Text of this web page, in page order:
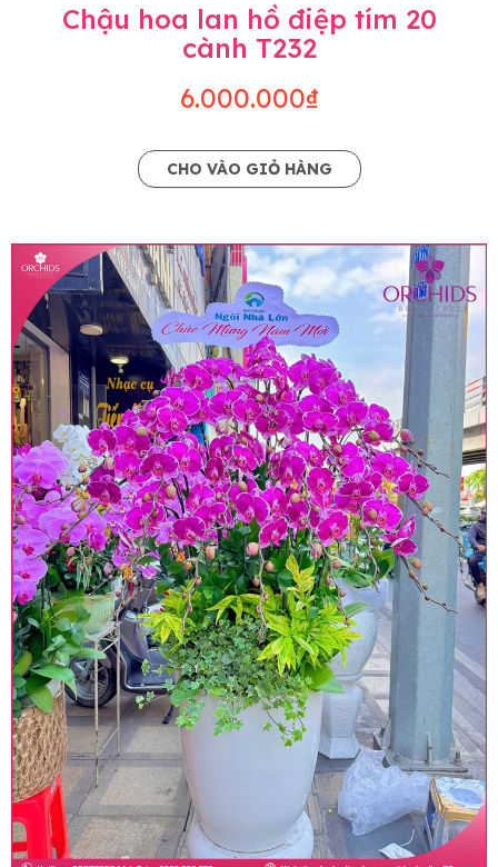
Chậu hoa lan hồ điệp tím 20
cành T232
6.000.000₫
CHO VÀO GIỎ HÀNG